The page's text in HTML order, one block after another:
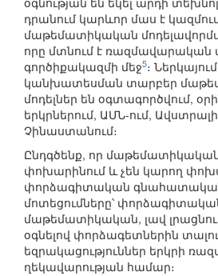
դրանում կարևոր մաս է
մաթեմատիկական
որը մտնում է ռազմավարական
գործիքակազմի մեջ5։
կանխատեսման տարբեր
մոդելներ են օգտագործվում,
երկրներում, ԱՄՆ-ում,
Չինաստանում։
Ընդգծենք, որ մաթեմատիկական
փոխարինում և չեն կարող
փորձագիտական
մոտեցումները՝
մաթեմատիկական, լավ
օգնելով փորձագետներին
եզրակացություններ երկրի
ղեկավարության համար։